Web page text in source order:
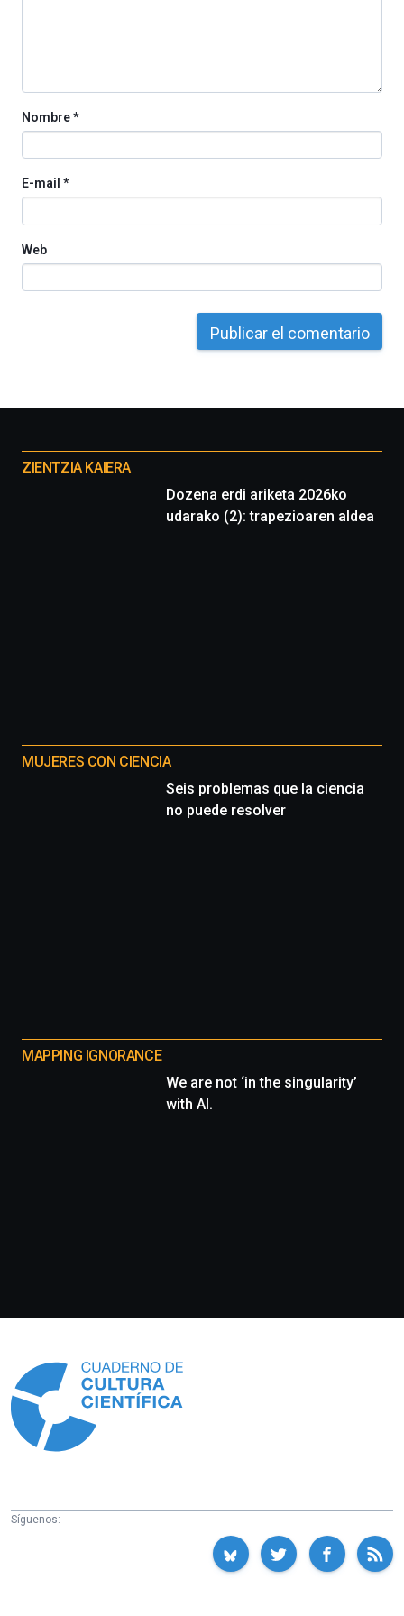
Nombre*
E-mail *
Web
proyectos
ZIENTZIA KAIERA
Dozena erdi ariketa 2026ko
udarako (2): trapezioaren aldea
MUJERES CON CIENCIA
Seis problemas que la ciencia
no puede resolver
MAPPING IGNORANCE
We are not ‘in the singularity’
with AI.
Síguenos: